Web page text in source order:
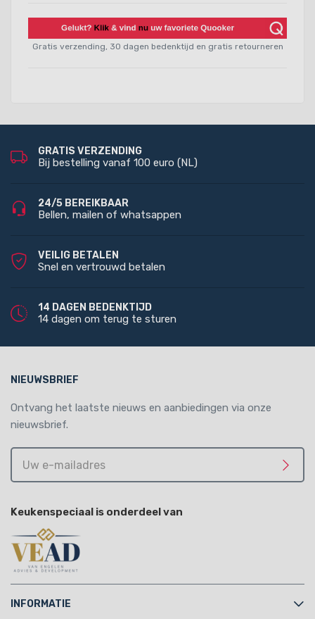
Gratis verzending, 30 dagen bedenktijd en gratis retourneren
GRATIS VERZENDING
Bij bestelling vanaf 100 euro (NL)
24/5 BEREIKBAAR
Bellen, mailen of whatsappen
VEILIG BETALEN
Snel en vertrouwd betalen
14 DAGEN BEDENKTIJD
14 dagen om terug te sturen
NIEUWSBRIEF
Ontvang het laatste nieuws en aanbiedingen via onze
nieuwsbrief.
Meld
Keukenspeciaal is onderdeel van
INFORMATIE